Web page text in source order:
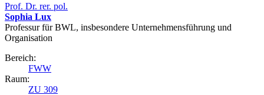
Prof. Dr. rer. pol.
Sophia Lux
Professur für BWL, insbesondere Unternehmensführung und
Organisation
Bereich:
FWW
Raum:
ZU 309